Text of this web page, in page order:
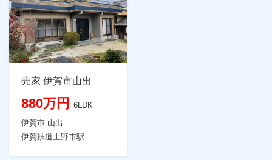
売家 伊賀市山出
880万円
6LDK
伊賀市 山出
伊賀鉄道上野市駅